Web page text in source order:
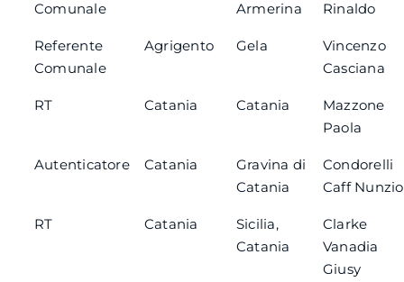
Comunale Armerina Rinaldo
Referente
Comunale
Agrigento Gela
Vincenzo
Casciana
RT Catania Catania
Mazzone
Paola
Autenticatore Catania
Gravina di
Catania
Condorelli
Caff Nunzio
RT Catania
Sicilia,
Catania
Clarke
Vanadia
Giusy